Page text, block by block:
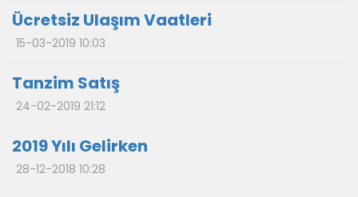
Ücretsiz Ulaşım Vaatleri
15-03-2019 10:03
Tanzim Satış
24-02-2019 21:12
2019 Yılı Gelirken
28-12-2018 10:28